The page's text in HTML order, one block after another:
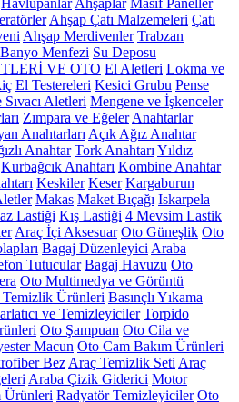
Havlupanlar Ahşaplar Masif Paneller
Ahşap Çatı Malzemeleri Çatı
Ahşap Merdivenler Trabzan
Banyo Menfezi Su Deposu
VE OTO El Aletleri Lokma ve
El Testereleri Kesici Grubu Pense
Aletleri Mengene ve İşkenceler
Zımpara ve Eğeler Anahtarlar
Anahtarları Açık Ağız Anahtar
Anahtar Tork Anahtarı Yıldız
Kurbağcık Anahtarı Kombine Anahtar
Keskiler Keser Kargaburun
Makas Maket Bıçağı Iskarpela
Lastiği Kış Lastiği 4 Mevsim Lastik
Araç İçi Aksesuar Oto Güneşlik Oto
Bagaj Düzenleyici Araba
Tutucular Bagaj Havuzu Oto
Oto Multimedya ve Görüntü
Temizlik Ürünleri Basınçlı Yıkama
ve Temizleyiciler Torpido
Oto Şampuan Oto Cila ve
Macun Oto Cam Bakım Ürünleri
Bez Araç Temizlik Seti Araç
Araba Çizik Giderici Motor
Ürünleri Radyatör Temizleyiciler Oto